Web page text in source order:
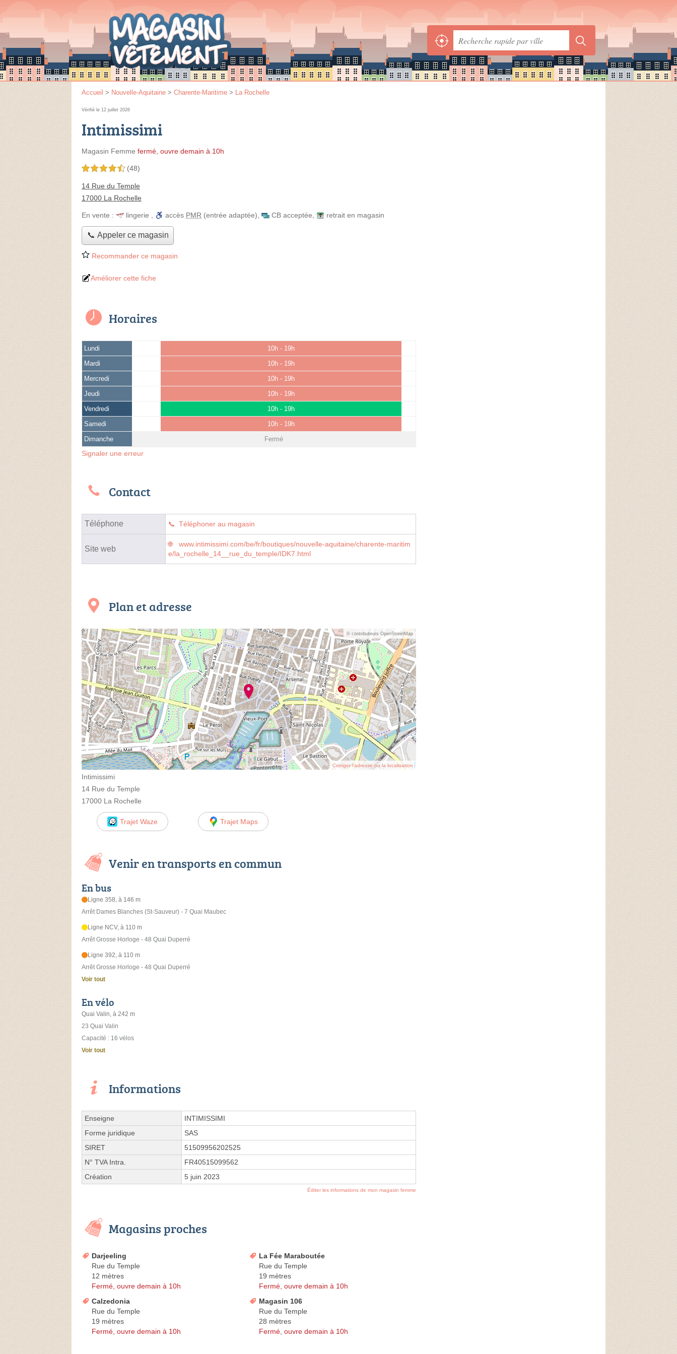
Accueil > Nouvelle-Aquitaine > Charente-Maritime > La Rochelle
Vérifié le 12 juillet 2026
Intimissimi
Magasin Femme fermé, ouvre demain à 10h
4,5 étoiles sur 5 (48)
14 Rue du Temple
17000 La Rochelle
En vente : lingerie accès PMR (entrée adaptée) CB acceptée retrait en magasin
📞 Appeler ce magasin
Recommander ce magasin
Améliorer cette fiche
Horaires
Lundi 10h - 19h
Mardi 10h - 19h
Mercredi 10h - 19h
Jeudi 10h - 19h
Vendredi 10h - 19h
Samedi 10h - 19h
Dimanche Fermé
Signaler une erreur
Contact
Téléphone Téléphoner au magasin
Site web
www.intimissimi.com/be/fr/boutiques/nouvelle-aquitaine/charente-maritim
e/la_rochelle_14__rue_du_temple/IDK7.html
Plan et adresse
© contributeurs OpenStreetMap
Corriger l’adresse ou la localisation
Intimissimi
14 Rue du Temple
17000 La Rochelle
Trajet Waze Trajet Maps
Venir en transports en commun
En bus
Ligne 358, à 146 m
Arrêt Dames Blanches (St-Sauveur) - 7 Quai Maubec
Ligne NCV, à 110 m
Arrêt Grosse Horloge - 48 Quai Duperré
Ligne 392, à 110 m
Arrêt Grosse Horloge - 48 Quai Duperré
Voir tout
En vélo
Quai Valin, à 242 m
23 Quai Valin
Capacité : 16 vélos
Voir tout
Informations
Enseigne
INTIMISSIMI
Forme juridique
SAS
SIRET
51509956202525
N° TVA Intra.
FR40515099562
Création
5 juin 2023
Éditer les informations de mon magasin femme
Magasins proches
Darjeeling
Rue du Temple
12 mètres
Fermé, ouvre demain à 10h
La Fée Maraboutée
Rue du Temple
19 mètres
Fermé, ouvre demain à 10h
Calzedonia
Rue du Temple
19 mètres
Fermé, ouvre demain à 10h
Magasin 106
Rue du Temple
28 mètres
Fermé, ouvre demain à 10h